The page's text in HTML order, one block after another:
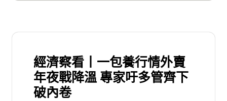
經濟察看丨一包養行情外賣
年夜戰降溫 專家吁多管齊下
破內卷